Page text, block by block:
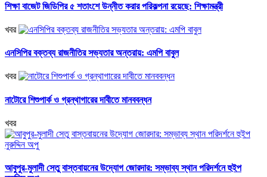
শিক্ষা বাজেট জিডিপির ৫ শতাংশে উন্নীত করার পরিকল্পনা রয়েছে: শিক্ষামন্ত্রী
খবর
এনসিপির বক্তব্য রাজনীতির সভ্যতার অন্তরায়: এমপি বাবুল
খবর
নাটোরে শিশুপার্ক ও গ্রন্থাগারের দাবীতে মানববন্ধন
খবর
আবুপুর-মুলাদী সেতু বাস্তবায়নের উদ্যোগ জোরদার: সম্ভাব্য স্থান পরিদর্শনে হুইপ